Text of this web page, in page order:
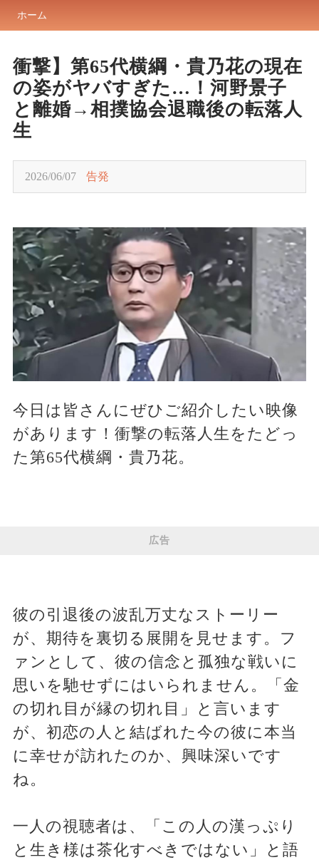
ホーム
衝撃】第65代横綱・貴乃花の現在
の姿がヤバすぎた…！河野景子
と離婚→相撲協会退職後の転落人
生
2026/06/07 告発
今日は皆さんにぜひご紹介したい映像
があります！衝撃の転落人生をたどっ
た第65代横綱・貴乃花。
広告
彼の引退後の波乱万丈なストーリー
が、期待を裏切る展開を見せます。フ
ァンとして、彼の信念と孤独な戦いに
思いを馳せずにはいられません。「金
の切れ目が縁の切れ目」と言います
が、初恋の人と結ばれた今の彼に本当
に幸せが訪れたのか、興味深いです
ね。
一人の視聴者は、「この人の漢っぷり
と生き様は茶化すべきではない」と語